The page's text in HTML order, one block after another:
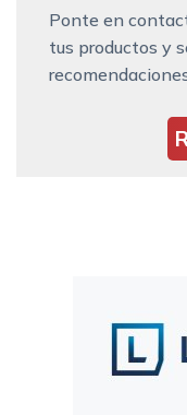
Ponte en
tus productos y